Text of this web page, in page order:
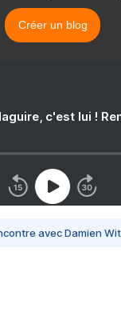
Créer un blog
c'est lui !
avec Damien